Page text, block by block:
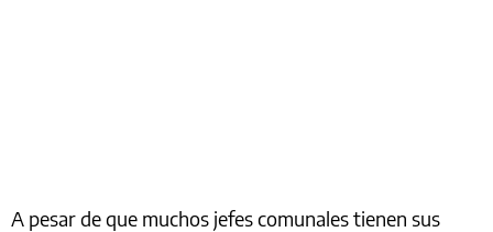
A pesar de que muchos jefes comunales tienen sus